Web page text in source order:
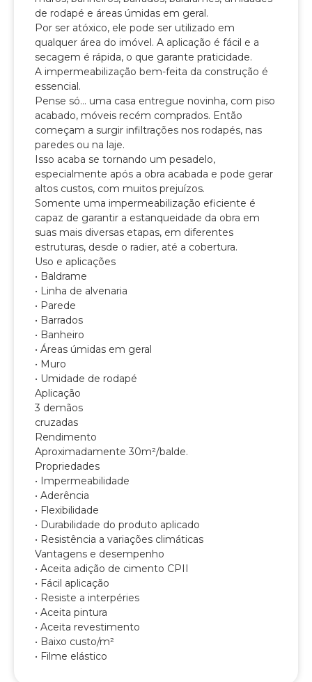
de rodapé e áreas úmidas em geral.
Por ser atóxico, ele pode ser utilizado em
qualquer área do imóvel. A aplicação é fácil e a
secagem é rápida, o que garante praticidade.
A impermeabilização bem-feita da construção é
essencial.
Pense só… uma casa entregue novinha, com piso
acabado, móveis recém comprados. Então
começam a surgir infiltrações nos rodapés, nas
paredes ou na laje.
Isso acaba se tornando um pesadelo,
especialmente após a obra acabada e pode gerar
altos custos, com muitos prejuízos.
Somente uma impermeabilização eficiente é
capaz de garantir a estanqueidade da obra em
suas mais diversas etapas, em diferentes
estruturas, desde o radier, até a cobertura.
Uso e aplicações
• Baldrame
• Linha de alvenaria
• Parede
• Barrados
• Banheiro
• Áreas úmidas em geral
• Muro
• Umidade de rodapé
Aplicação
3 demãos
cruzadas
Rendimento
Aproximadamente 30m²/balde.
Propriedades
• Impermeabilidade
• Aderência
• Flexibilidade
• Durabilidade do produto aplicado
• Resistência a variações climáticas
Vantagens e desempenho
• Aceita adição de cimento CPII
• Fácil aplicação
• Resiste a interpéries
• Aceita pintura
• Aceita revestimento
• Baixo custo/m²
• Filme elástico